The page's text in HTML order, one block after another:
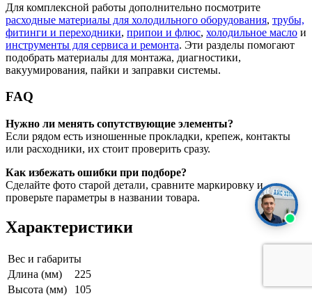
Для комплексной работы дополнительно посмотрите
расходные материалы для холодильного оборудования, трубы,
фитинги и переходники, припои и флюс, холодильное масло и
инструменты для сервиса и ремонта. Эти разделы помогают
подобрать материалы для монтажа, диагностики,
вакуумирования, пайки и заправки системы.
FAQ
Нужно ли менять сопутствующие элементы?
Если рядом есть изношенные прокладки, крепеж, контакты
или расходники, их стоит проверить сразу.
Как избежать ошибки при подборе?
Сделайте фото старой детали, сравните маркировку и
проверьте параметры в названии товара.
Характеристики
Вес и габариты
Длина (мм)
225
Высота (мм)
105